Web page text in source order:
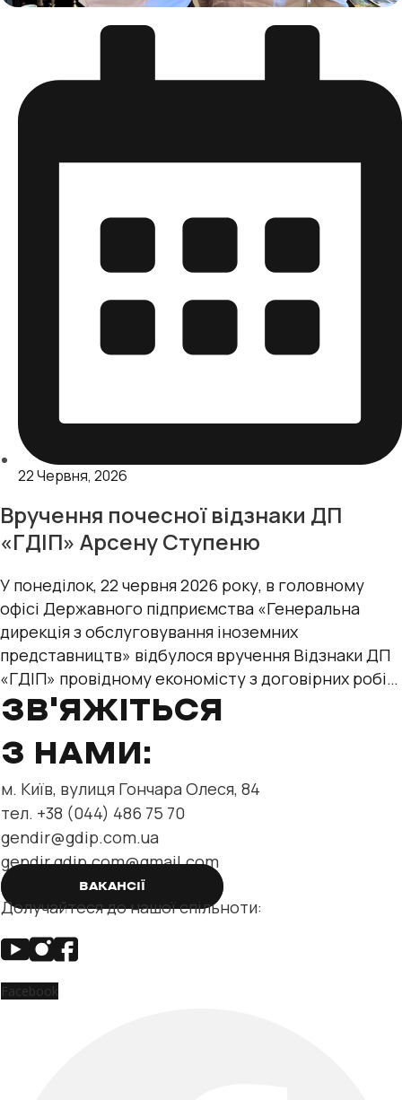
22 Червня, 2026
Вручення почесної відзнаки ДП
«ГДІП» Арсену Ступеню
У понеділок, 22 червня 2026 року, в головному
офісі Державного підприємства «Генеральна
дирекція з обслуговування іноземних
представництв» відбулося вручення Відзнаки ДП
«ГДІП» провідному економісту з договірних робіт
відділу нерухомості та
ЗВ'ЯЖІТЬСЯ
З НАМИ:
м. Київ, вулиця Гончара Олеся, 84
тел. +38 (044) 486 75 70
gendir@gdip.com.ua
gendir.gdip.com@gmail.com
ВАКАНСІЇ
Долучайтеся до нашої спільноти:
Facebook